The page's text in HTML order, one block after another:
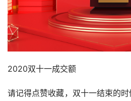
2020双十一成交额
请记得点赞收藏，双十一结束的时